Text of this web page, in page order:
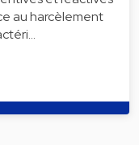
au harcèlement